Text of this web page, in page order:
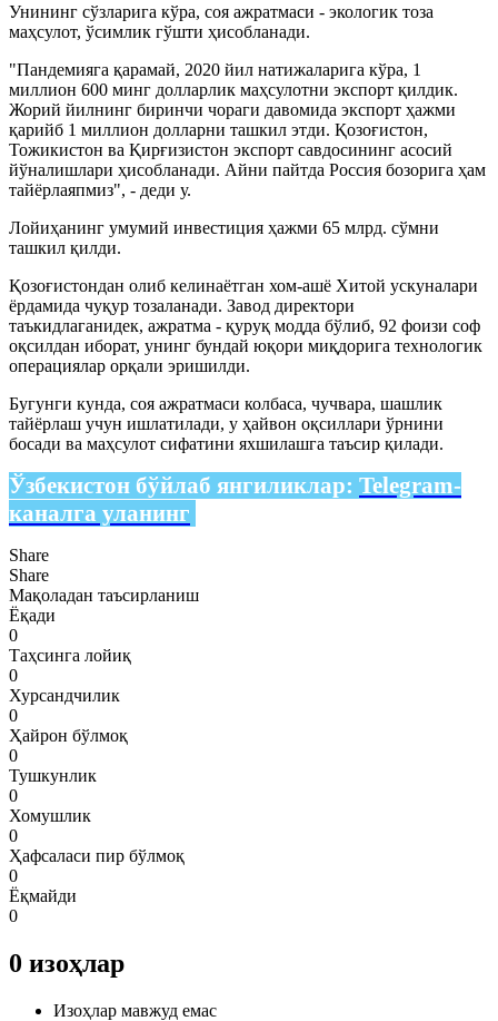
Унининг сўзларига кўра, соя ажратмаси - экологик тоза
маҳсулот, ўсимлик гўшти ҳисобланади.
"Пандемияга қарамай, 2020 йил натижаларига кўра, 1
миллион 600 минг долларлик маҳсулотни экспорт қилдик.
Жорий йилнинг биринчи чораги давомида экспорт ҳажми
қарийб 1 миллион долларни ташкил этди. Қозоғистон,
Тожикистон ва Қирғизистон экспорт савдосининг асосий
йўналишлари ҳисобланади. Айни пайтда Россия бозорига ҳам
тайёрлаяпмиз", - деди у.
Лойиҳанинг умумий инвестиция ҳажми 65 млрд. сўмни
ташкил қилди.
Қозоғистондан олиб келинаётган хом-ашё Хитой ускуналари
ёрдамида чуқур тозаланади. Завод директори
таъкидлаганидек, ажратма - қуруқ модда бўлиб, 92 фоизи соф
оқсилдан иборат, унинг бундай юқори миқдорига технологик
операциялар орқали эришилди.
Бугунги кунда, соя ажратмаси колбаса, чучвара, шашлик
тайёрлаш учун ишлатилади, у ҳайвон оқсиллари ўрнини
босади ва маҳсулот сифатини яхшилашга таъсир қилади.
Ўзбекистон бўйлаб янгиликлар: Telegram-
каналга уланинг
Share
Share
Мақоладан таъсирланиш
Ёқади
0
Таҳсинга лойиқ
0
Хурсандчилик
0
Ҳайрон бўлмоқ
0
Тушкунлик
0
Хомушлик
0
Ҳафсаласи пир бўлмоқ
0
Ёқмайди
0
0 изоҳлар
Изоҳлар мавжуд емас